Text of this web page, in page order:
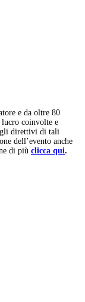
e da oltre 80
coinvolte e
direttivi di tali
dell’evento anche
di più clicca qui.